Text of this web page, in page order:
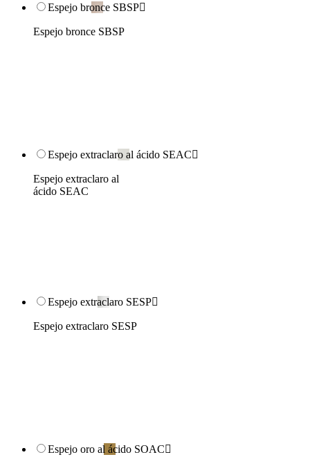
Espejo bronce SBSP
Espejo bronce SBSP
Espejo extraclaro al ácido SEAC
Espejo extraclaro al
ácido SEAC
Espejo extraclaro SESP
Espejo extraclaro SESP
Espejo oro al ácido SOAC